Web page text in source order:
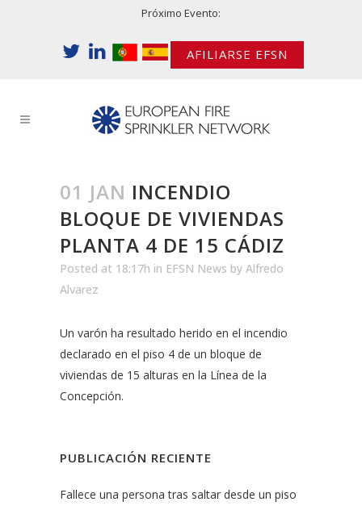
Próximo Evento:
AFILIARSE EFSN
01 JAN INCENDIO
BLOQUE DE VIVIENDAS
PLANTA 4 DE 15 CÁDIZ
Posted at 18:17h in EFSN News by Alfredo
Alvarez
Un varón ha resultado herido en el incendio
declarado en el piso 4 de un bloque de
viviendas de 15 alturas en la Línea de la
Concepción.
PUBLICACIÓN RECIENTE
Fallece una persona tras saltar desde un piso